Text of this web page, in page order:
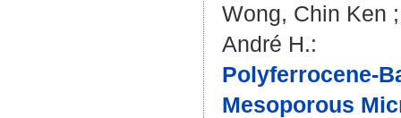
Wong, Chin Ken
André H.:
Polyferrocene-
Mesoporous